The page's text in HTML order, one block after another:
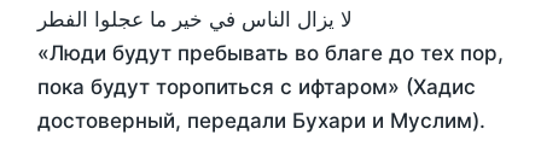
لا يزال الناس في خير ما عجلوا الفطر
«Люди будут пребывать во благе до тех пор,
пока будут торопиться с ифтаром» (Хадис
достоверный, передали Бухари и Муслим).